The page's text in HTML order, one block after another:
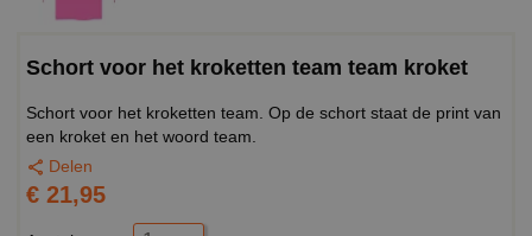
Schort voor het kroketten team team kroket
Schort voor het kroketten team. Op de schort staat de print van
een kroket en het woord team.
Delen
€ 21,95